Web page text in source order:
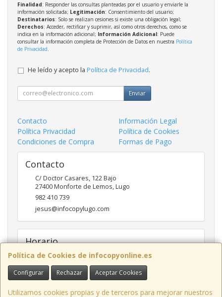
Política de Cookies de infocopyonline.es
Configurar Rechazar Aceptar Cookies
Utilizamos cookies propias y de terceros para mejorar nuestros
Finalidad: Responder las consultas planteadas por el usuario y enviarle la
información solicitada; Legitimación: Consentimiento del usuario;
Destinatarios: Solo se realizan cesiones si existe una obligación legal;
Derechos: Acceder, rectificar y suprimir, así como otros derechos, como se
indica en la información adicional; Información Adicional: Puede
consultar la información completa de Protección de Datos en nuestra Política
de Privacidad
He leído y acepto la Política de Privacidad.
Enviar
Contacto
Información Legal
Política Privacidad
Política de Cookies
Condiciones de Compra
Formas de Pago
Contacto
C/ Doctor Casares, 122 Bajo
27400Monforte de Lemos,Lugo
982 410 739
jesus@infocopylugo.com
Horario
10:00 - 13:30 16:30 - 20:00
Infocopy Lugo, C.B. · C/ Doctor Casares, 122 Bajo, 27400 Monforte de